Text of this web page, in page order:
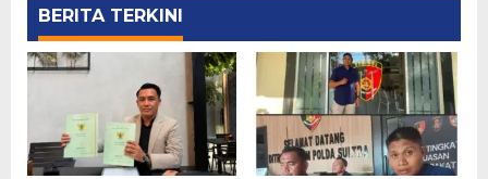
BERITA TERKINI